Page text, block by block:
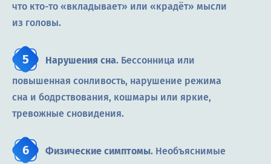
что кто-то «вкладывает» или «крадёт» мысли
из головы.
Нарушения сна. Бессонница или
повышенная сонливость, нарушение режима
сна и бодрствования, кошмары или яркие,
тревожные сновидения.
Физические симптомы. Необъяснимые